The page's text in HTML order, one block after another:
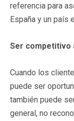
referencia para
España y un país
Ser competitivo
Cuando los
puede ser
también puede
general, no